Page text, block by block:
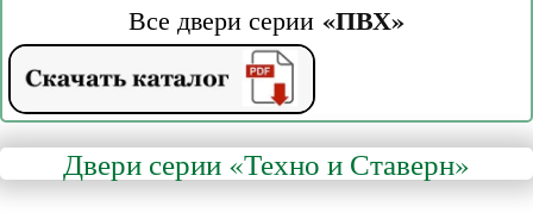
Все двери серии «ПВХ»
Двери серии «Техно и Ставерн»